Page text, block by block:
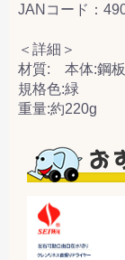
JANコード：
＜詳細＞
材質: 本体:鋼板
規格色:緑
重量:約220g